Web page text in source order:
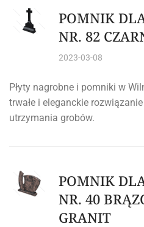
POMNIK
NR. 82
2023-03-08
Płyty nagrobne i pomniki w
trwałe i eleganckie
utrzymania grobów.
POMNIK
NR. 40
GRANIT